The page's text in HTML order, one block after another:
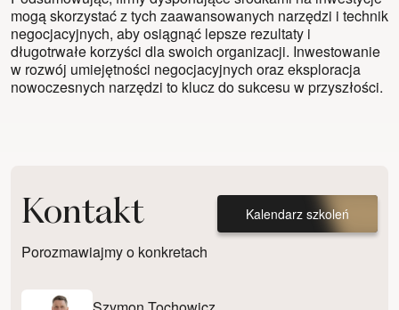
mogą skorzystać z tych zaawansowanych narzędzi i technik
negocjacyjnych, aby osiągnąć lepsze rezultaty i
długotrwałe korzyści dla swoich organizacji. Inwestowanie
w rozwój umiejętności negocjacyjnych oraz eksploracja
nowoczesnych narzędzi to klucz do sukcesu w przyszłości.
Kontakt
Porozmawiajmy o konkretach
Kalendarz szkoleń